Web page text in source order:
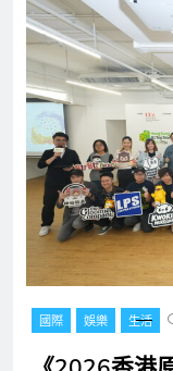
國際 娛樂 生活